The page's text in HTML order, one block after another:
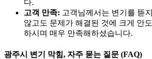
다.
고객 만족: 고객님께서는 변기를 뜯지
않고도 문제가 해결된 것에 크게 안도
하시며 매우 만족해하셨습니다.
광주시 변기 막힘, 자주 묻는 질문 (FAQ)